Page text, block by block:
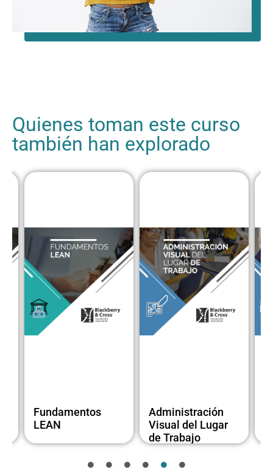
Quienes toman este curso
también han explorado
Fundamentos
LEAN
Administración
Visual del Lugar
de Trabajo